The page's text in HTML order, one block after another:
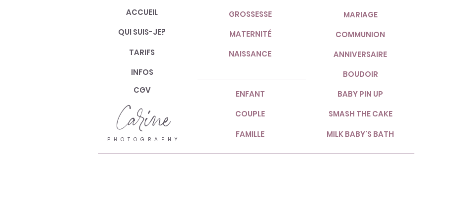
ACCUEIL
QUI SUIS-JE?
TARIFS
INFOS
Carine
PHOTOGRAPHY
CGV
GROSSESSE
MATERNITÉ
NAISSANCE
ENFANT
COUPLE
FAMILLE
MARIAGE
COMMUNION
ANNIVERSAIRE
BOUDOIR
BABY PIN UP
SMASH THE CAKE
MILK BABY'S BATH